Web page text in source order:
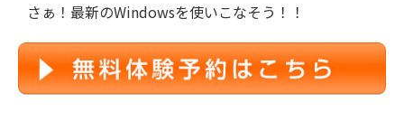
さぁ！最新のWindowsを使いこなそう！！